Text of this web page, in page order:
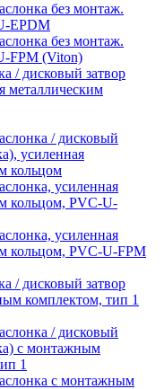
без монтаж.
EPDM
без монтаж.
FPM (Viton)
/ дисковый затвор
металлическим
/ дисковый
усиленная
кольцом
усиленная
кольцом, PVC-U-
усиленная
кольцом, PVC-U-FPM
/ дисковый затвор
комплектом, тип 1
/ дисковый
с монтажным
1
с монтажным